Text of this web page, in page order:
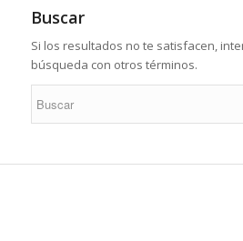
Buscar
Si los resultados no te satisfacen,
búsqueda con otros términos.